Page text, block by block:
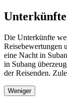
Die Unterkünfte
Reisebewertungen
eine Nacht in
in Subang
der Reisenden.
Weniger